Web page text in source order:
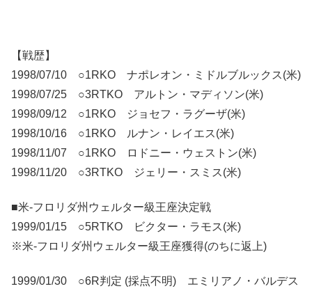
【戦歴】
1998/07/10 ○1RKO ナポレオン・ミドルブルックス(米)
1998/07/25 ○3RTKO アルトン・マディソン(米)
1998/09/12 ○1RKO ジョセフ・ラグーザ(米)
1998/10/16 ○1RKO ルナン・レイエス(米)
1998/11/07 ○1RKO ロドニー・ウェストン(米)
1998/11/20 ○3RTKO ジェリー・スミス(米)
■米-フロリダ州ウェルター級王座決定戦
1999/01/15 ○5RTKO ビクター・ラモス(米)
※米-フロリダ州ウェルター級王座獲得(のちに返上)
1999/01/30 ○6R判定 (採点不明) エミリアノ・バルデス